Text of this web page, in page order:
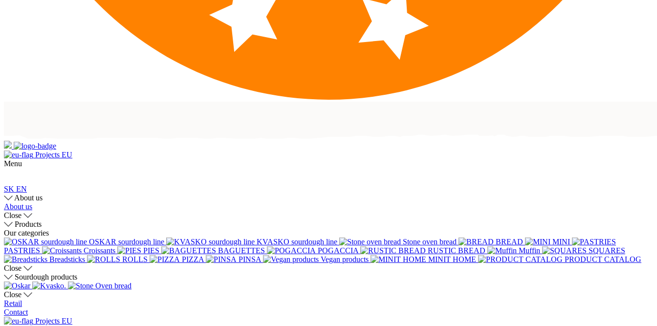
Projects EU
Menu
SK EN
About us
About us
Close
Products
Our categories
OSKAR sourdough line
KVASKO sourdough line Stone oven bread BREAD
MINI
PASTRIES
Croissants PIES BAGUETTES POGACCIA RUSTIC BREAD Muffin
SQUARES
Breadsticks
ROLLS PIZZA PINSA Vegan products MINIT HOME
PRODUCT CATALOG
Close
Sourdough products
Close
Retail
Contact
Projects EU